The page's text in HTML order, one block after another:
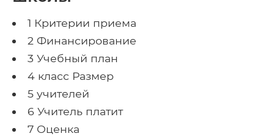
1 Критерии приема
2 Финансирование
3 Учебный план
4 класс Размер
5 учителей
6 Учитель платит
7 Оценка